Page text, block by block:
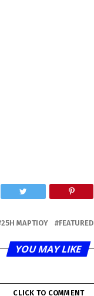
25Η ΜΑΡΤΊΟΥ FEATURED
YOU MAY LIKE
CLICK TO COMMENT